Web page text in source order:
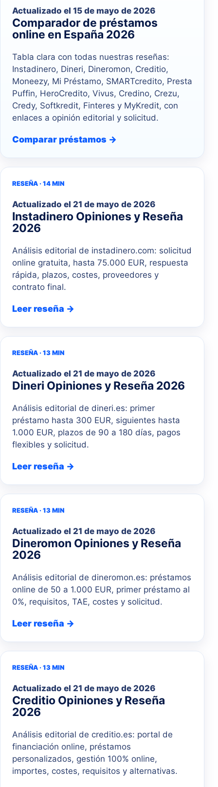
Actualizado el 15 de mayo de 2026
Comparador de préstamos
online en España 2026
Tabla clara con todas nuestras reseñas:
Instadinero, Dineri, Dineromon, Creditio,
Moneezy, Mi Préstamo, SMARTcredito, Presta
Puffin, HeroCredito, Vivus, Credino, Crezu,
Credy, Softkredit, Finteres y MyKredit, con
enlaces a opinión editorial y solicitud.
Comparar préstamos →
RESEÑA · 14 MIN
Actualizado el 21 de mayo de 2026
Instadinero Opiniones y Reseña
2026
Análisis editorial de instadinero.com: solicitud
online gratuita, hasta 75.000 EUR, respuesta
rápida, plazos, costes, proveedores y
contrato final.
Leer reseña →
RESEÑA · 13 MIN
Actualizado el 21 de mayo de 2026
Dineri Opiniones y Reseña 2026
Análisis editorial de dineri.es: primer
préstamo hasta 300 EUR, siguientes hasta
1.000 EUR, plazos de 90 a 180 días, pagos
flexibles y solicitud.
Leer reseña →
RESEÑA · 13 MIN
Actualizado el 21 de mayo de 2026
Dineromon Opiniones y Reseña
2026
Análisis editorial de dineromon.es: préstamos
online de 50 a 1.000 EUR, primer préstamo al
0%, requisitos, TAE, costes y solicitud.
Leer reseña →
RESEÑA · 13 MIN
Actualizado el 21 de mayo de 2026
Creditio Opiniones y Reseña
2026
Análisis editorial de creditio.es: portal de
financiación online, préstamos
personalizados, gestión 100% online,
importes, costes, requisitos y alternativas.